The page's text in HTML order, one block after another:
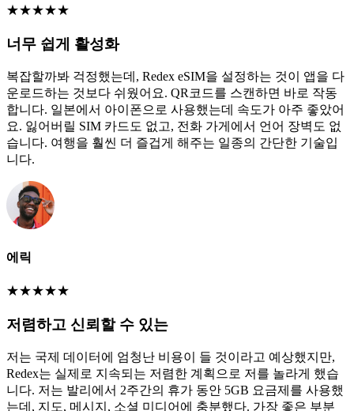
★★★★★
너무 쉽게 활성화
복잡할까봐 걱정했는데, Redex eSIM을 설정하는 것이 앱을 다
운로드하는 것보다 쉬웠어요. QR코드를 스캔하면 바로 작동
합니다. 일본에서 아이폰으로 사용했는데 속도가 아주 좋았어
요. 잃어버릴 SIM 카드도 없고, 전화 가게에서 언어 장벽도 없
습니다. 여행을 훨씬 더 즐겁게 해주는 일종의 간단한 기술입
니다.
에릭
★★★★★
저렴하고 신뢰할 수 있는
저는 국제 데이터에 엄청난 비용이 들 것이라고 예상했지만,
Redex는 실제로 지속되는 저렴한 계획으로 저를 놀라게 했습
니다. 저는 발리에서 2주간의 휴가 동안 5GB 요금제를 사용했
는데, 지도, 메시지, 소셜 미디어에 충분했다. 가장 좋은 부분